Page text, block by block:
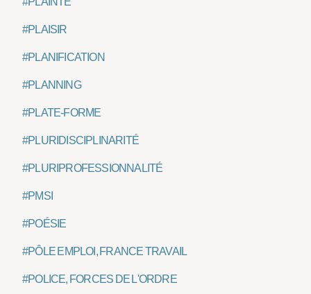
#PLAISIR
#PLANIFICATION
#PLANNING
#PLATE-FORME
#PLURIDISCIPLINARITÉ
#PLURIPROFESSIONNALITÉ
#PMSI
#POÉSIE
#PÔLE EMPLOI, FRANCE TRAVAIL
#POLICE, FORCES DE L'ORDRE